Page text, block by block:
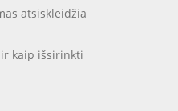
atsiskleidžia
kaip išsirinkti